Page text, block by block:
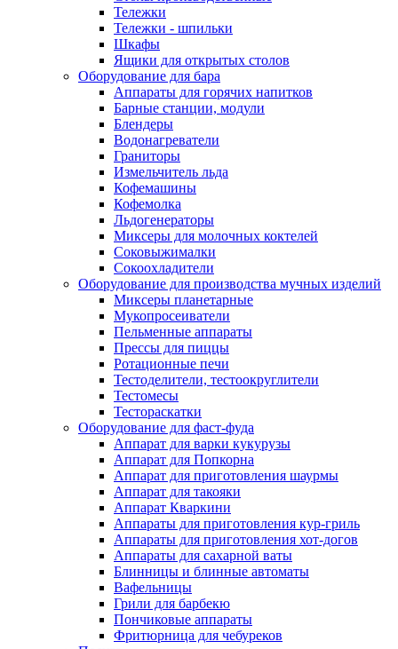
Тележки
Тележки - шпильки
Шкафы
Ящики для открытых столов
Оборудование для бара
Аппараты для горячих напитков
Барные станции, модули
Блендеры
Водонагреватели
Граниторы
Измельчитель льда
Кофемашины
Кофемолка
Льдогенераторы
Миксеры для молочных коктелей
Соковыжималки
Сокоохладители
Оборудование для производства мучных изделий
Миксеры планетарные
Мукопросеиватели
Пельменные аппараты
Прессы для пиццы
Ротационные печи
Тестоделители, тестоокруглители
Тестомесы
Тестораскатки
Оборудование для фаст-фуда
Аппарат для варки кукурузы
Аппарат для Попкорна
Аппарат для приготовления шаурмы
Аппарат для такояки
Аппарат Кваркини
Аппараты для приготовления кур-гриль
Аппараты для приготовления хот-догов
Аппараты для сахарной ваты
Блинницы и блинные автоматы
Вафельницы
Грили для барбекю
Пончиковые аппараты
Фритюрница для чебуреков